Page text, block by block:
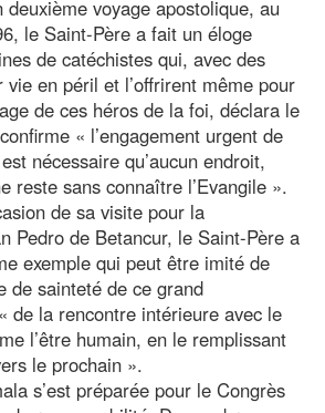
deuxième voyage apostolique, au
le Saint-Père a fait un éloge
de catéchistes qui, avec des
en péril et l’offrirent même pour
de ces héros de la foi, déclara le
« l’engagement urgent de
nécessaire qu’aucun endroit,
reste sans connaître l’Evangile ».
de sa visite pour la
Pedro de Betancur, le Saint-Père a
exemple qui peut être imité de
de sainteté de ce grand
de la rencontre intérieure avec le
l’être humain, en le remplissant
le prochain ».
s’est préparée pour le Congrès